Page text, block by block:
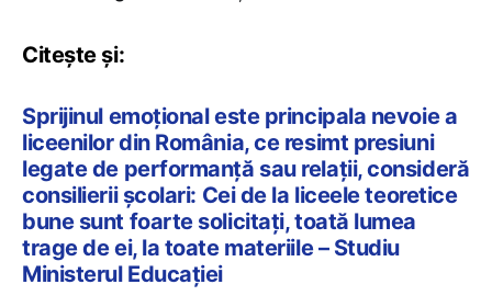
Citește și:
Sprijinul emoțional este principala nevoie a
liceenilor din România, ce resimt presiuni
legate de performanță sau relații, consideră
consilierii școlari: Cei de la liceele teoretice
bune sunt foarte solicitați, toată lumea
trage de ei, la toate materiile – Studiu
Ministerul Educației